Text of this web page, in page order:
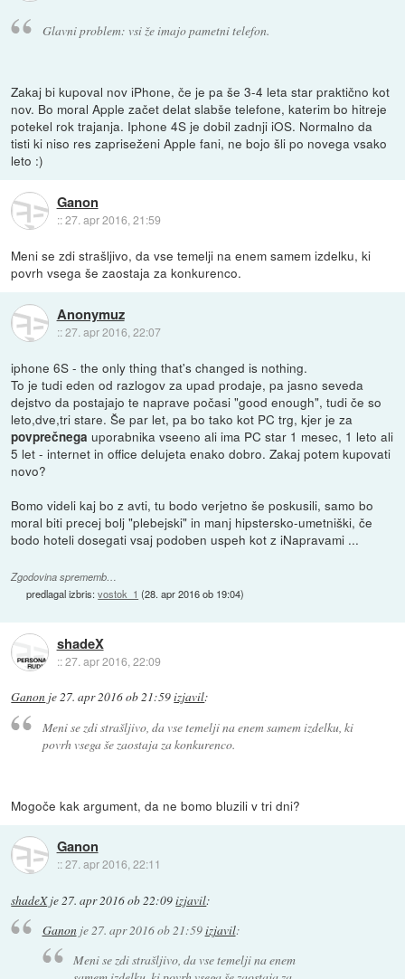
Glavni problem: vsi že imajo pametni telefon.
Zakaj bi kupoval nov iPhone, če je pa še 3-4 leta star praktično kot
nov. Bo moral Apple začet delat slabše telefone, katerim bo hitreje
potekel rok trajanja. Iphone 4S je dobil zadnji iOS. Normalno da
tisti ki niso res zapriseženi Apple fani, ne bojo šli po novega vsako
leto :)
Ganon
::27. apr 2016, 21:59
Meni se zdi strašljivo, da vse temelji na enem samem izdelku, ki
povrh vsega še zaostaja za konkurenco.
Anonymuz
::27. apr 2016, 22:07
iphone 6S - the only thing that's changed is nothing.
To je tudi eden od razlogov za upad prodaje, pa jasno seveda
dejstvo da postajajo te naprave počasi "good enough", tudi če so
leto,dve,tri stare. Še par let, pa bo tako kot PC trg, kjer je za
povprečnega uporabnika vseeno ali ima PC star 1 mesec, 1 leto ali
5 let - internet in office delujeta enako dobro. Zakaj potem kupovati
novo?
Bomo videli kaj bo z avti, tu bodo verjetno še poskusili, samo bo
moral biti precej bolj "plebejski" in manj hipstersko-umetniški, če
bodo hoteli dosegati vsaj podoben uspeh kot z iNapravami ...
Zgodovina sprememb…
predlagal izbris:vostok_1 (28. apr 2016 ob 19:04)
shadeX
::27. apr 2016, 22:09
Ganon je27. apr 2016 ob 21:59izjavil:
Meni se zdi strašljivo, da vse temelji na enem samem izdelku, ki
povrh vsega še zaostaja za konkurenco.
Mogoče kak argument, da ne bomo bluzili v tri dni?
Ganon
::27. apr 2016, 22:11
shadeXje27. apr 2016 ob 22:09izjavil:
Ganonje27. apr 2016 ob 21:59izjavil:
Meni se zdi strašljivo, da vse temelji na enem